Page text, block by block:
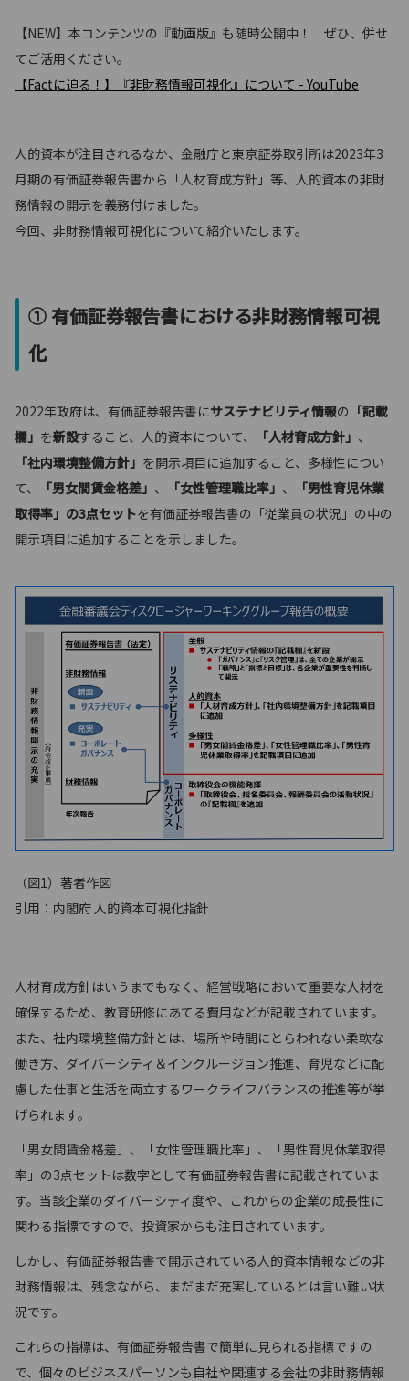
【NEW】本コンテンツの『動画版』も随時公開中！ ぜひ、併せ
てご活用ください。
【Factに迫る！】『非財務情報可視化』について - YouTube
人的資本が注目されるなか、金融庁と東京証券取引所は2023年3
月期の有価証券報告書から「人材育成方針」等、人的資本の非財
務情報の開示を義務付けました。
今回、非財務情報可視化について紹介いたします。
① 有価証券報告書における非財務情報可視
化
2022年政府は、有価証券報告書にサステナビリティ情報の 「記載
欄」 を新設すること、人的資本について、 「人材育成方針」 、
「社内環境整備方針」 を開示項目に追加すること、多様性につい
て、
「男女間賃金格差」 、 「女性管理職比率」 、
「男性育児休業
取得率」の3点セットを有価証券報告書の「従業員の状況」の中の
開示項目に追加することを示しました。
（図1）著者作図
引用：内閣府 人的資本可視化指針
人材育成方針はいうまでもなく、経営戦略において重要な人材を
確保するため、教育研修にあてる費用などが記載されています。
また、社内環境整備方針とは、場所や時間にとらわれない柔軟な
働き方、ダイバーシティ＆インクルージョン推進、育児などに配
慮した仕事と生活を両立するワークライフバランスの推進等が挙
げられます。
「男女間賃金格差」、「女性管理職比率」、「男性育児休業取得
率」の3点セットは数字として有価証券報告書に記載されていま
す。当該企業のダイバーシティ度や、これからの企業の成長性に
関わる指標ですので、投資家からも注目されています。
しかし、有価証券報告書で開示されている人的資本情報などの非
財務情報は、残念ながら、まだまだ充実しているとは言い難い状
況です。
これらの指標は、有価証券報告書で簡単に見られる指標ですの
で、個々のビジネスパーソンも自社や関連する会社の非財務情報